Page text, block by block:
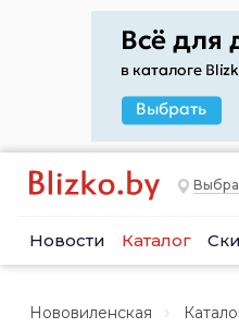
Новости Каталог
Нововиленская